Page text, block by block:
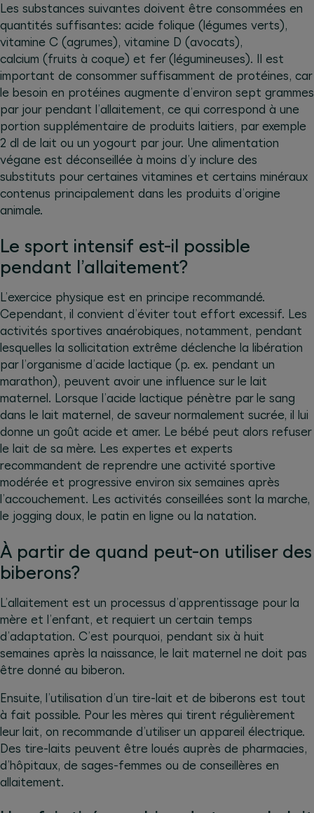
Les substances suivantes doivent être consommées en
quantités suffisantes: acide folique (légumes verts),
vitamine C (agrumes), vitamine D (avocats),
calcium (fruits à coque) et fer (légumineuses). Il est
important de consommer suffisamment de protéines, car
le besoin en protéines augmente d’environ sept grammes
par jour pendant l’allaitement, ce qui correspond à une
portion supplémentaire de produits laitiers, par exemple
2 dl de lait ou un yogourt par jour. Une alimentation
végane est déconseillée à moins d’y inclure des
substituts pour certaines vitamines et certains minéraux
contenus principalement dans les produits d’origine
animale.
Le sport intensif est-il possible
pendant l’allaitement?
L’exercice physique est en principe recommandé.
Cependant, il convient d’éviter tout effort excessif. Les
activités sportives anaérobiques, notamment, pendant
lesquelles la sollicitation extrême déclenche la libération
par l’organisme d’acide lactique (p. ex. pendant un
marathon), peuvent avoir une influence sur le lait
maternel. Lorsque l’acide lactique pénètre par le sang
dans le lait maternel, de saveur normalement sucrée, il lui
donne un goût acide et amer. Le bébé peut alors refuser
le lait de sa mère. Les expertes et experts
recommandent de reprendre une activité sportive
modérée et progressive environ six semaines après
l’accouchement. Les activités conseillées sont la marche,
le jogging doux, le patin en ligne ou la natation.
À partir de quand peut-on utiliser des
biberons?
L’allaitement est un processus d’apprentissage pour la
mère et l’enfant, et requiert un certain temps
d’adaptation. C’est pourquoi, pendant six à huit
semaines après la naissance, le lait maternel ne doit pas
être donné au biberon.
Ensuite, l’utilisation d’un tire-lait et de biberons est tout
à fait possible. Pour les mères qui tirent régulièrement
leur lait, on recommande d’utiliser un appareil électrique.
Des tire-laits peuvent être loués auprès de pharmacies,
d’hôpitaux, de sages-femmes ou de conseillères en
allaitement.